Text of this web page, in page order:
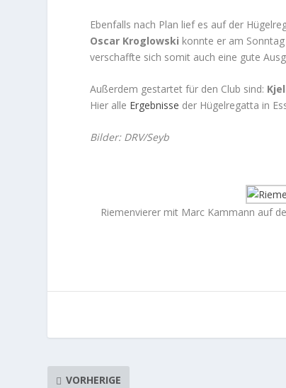
Ebenfalls nach Plan lief es auf der
Oscar Kroglowski konnte er am
verschaffte sich somit auch eine gute
Außerdem gestartet für den Club sind:
Hier alle Ergebnisse der Hügelregatta in
Bilder: DRV/Seyb
Riemenvierer mit Marc Kammann auf
VORHERIGE